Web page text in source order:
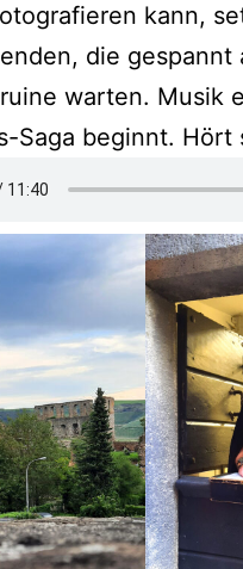
kann,
die
warten. Musik
Saga beginnt.